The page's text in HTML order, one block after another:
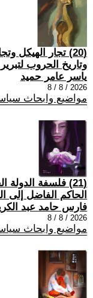
(20) تجار
وتاريخ الحروب
ياسر عامر حميد
2026 / 8 / 8
مواضيع وابحاث
(21) فلسفة
الحاكم الفاضل إلى
فارس حامد عبد
2026 / 8 / 8
مواضيع وابحاث